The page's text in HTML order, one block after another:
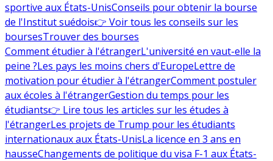
sportive aux États-UnisConseils pour obtenir la bourse
de l'Institut suédois👉 Voir tous les conseils sur les
boursesTrouver des bourses
Comment étudier à l'étrangerL'université en vaut-elle la
peine ?Les pays les moins chers d'EuropeLettre de
motivation pour étudier à l'étrangerComment postuler
aux écoles à l'étrangerGestion du temps pour les
étudiants👉 Lire tous les articles sur les études à
l'étrangerLes projets de Trump pour les étudiants
internationaux aux États-UnisLa licence en 3 ans en
hausseChangements de politique du visa F-1 aux États-